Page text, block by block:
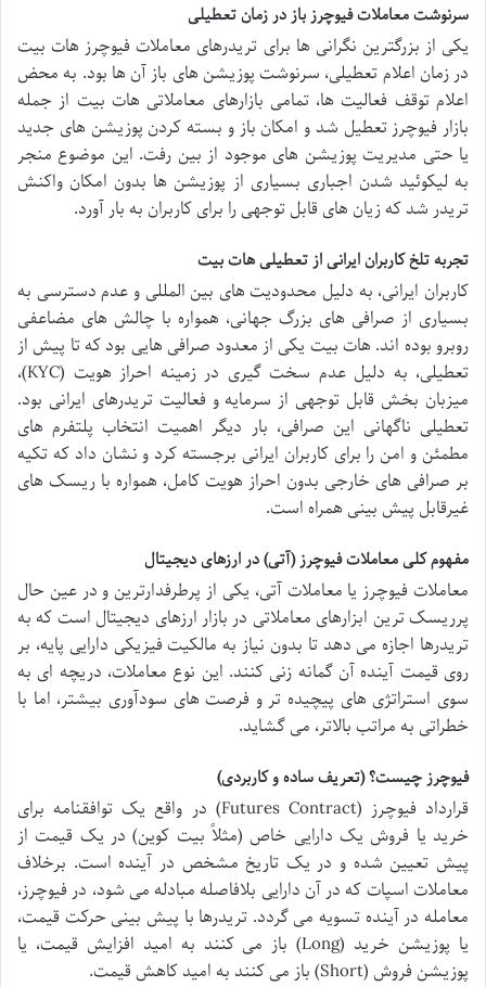
سرنوشت معاملات فیوچرز باز در زمان تعطیلی
یکی از بزرگترین نگرانی ها برای تریدرهای معاملات فیوچرز هات بیت
در زمان اعلام تعطیلی، سرنوشت پوزیشن های باز آن ها بود. به محض
اعلام توقف فعالیت ها، تمامی بازارهای معاملاتی هات بیت از جمله
بازار فیوچرز تعطیل شد و امکان باز و بسته کردن پوزیشن های جدید
یا حتی مدیریت پوزیشن های موجود از بین رفت. این موضوع منجر
به لیکوئید شدن اجباری بسیاری از پوزیشن ها بدون امکان واکنش
تریدر شد که زیان های قابل توجهی را برای کاربران به بار آورد.
تجربه تلخ کاربران ایرانی از تعطیلی هات بیت
کاربران ایرانی، به دلیل محدودیت های بین المللی و عدم دسترسی به
بسیاری از صرافی های بزرگ جهانی، همواره با چالش های مضاعفی
روبرو بوده اند. هات بیت یکی از معدود صرافی هایی بود که تا پیش از
تعطیلی، به دلیل عدم سخت گیری در زمینه احراز هویت (KYC)،
میزبان بخش قابل توجهی از سرمایه و فعالیت تریدرهای ایرانی بود.
تعطیلی ناگهانی این صرافی، بار دیگر اهمیت انتخاب پلتفرم های
مطمئن و امن را برای کاربران ایرانی برجسته کرد و نشان داد که تکیه
بر صرافی های خارجی بدون احراز هویت کامل، همواره با ریسک های
غیرقابل پیش بینی همراه است.
مفهوم کلی معاملات فیوچرز (آتی) در ارزهای دیجیتال
معاملات فیوچرز یا معاملات آتی، یکی از پرطرفدارترین و در عین حال
پرریسک ترین ابزارهای معاملاتی در بازار ارزهای دیجیتال است که به
تریدرها اجازه می دهد تا بدون نیاز به مالکیت فیزیکی دارایی پایه، بر
روی قیمت آینده آن گمانه زنی کنند. این نوع معاملات، دریچه ای به
سوی استراتژی های پیچیده تر و فرصت های سودآوری بیشتر، اما با
خطراتی به مراتب بالاتر، می گشاید.
فیوچرز چیست؟ (تعریف ساده و کاربردی)
قرارداد فیوچرز (Futures Contract) در واقع یک توافقنامه برای
خرید یا فروش یک دارایی خاص (مثلاً بیت کوین) در یک قیمت از
پیش تعیین شده و در یک تاریخ مشخص در آینده است. برخلاف
معاملات اسپات که در آن دارایی بلافاصله مبادله می شود، در فیوچرز،
معامله در آینده تسویه می گردد. تریدرها با پیش بینی حرکت قیمت،
یا پوزیشن خرید (Long) باز می کنند به امید افزایش قیمت، یا
پوزیشن فروش (Short) باز می کنند به امید کاهش قیمت.